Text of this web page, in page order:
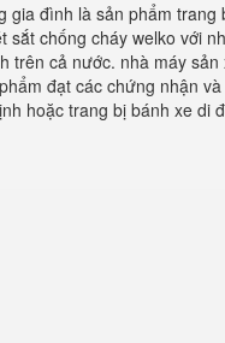
gia đình là sản phẩm
chống cháy welko với
cả nước. nhà máy
đạt các chứng nhận
hoặc trang bị bánh xe di